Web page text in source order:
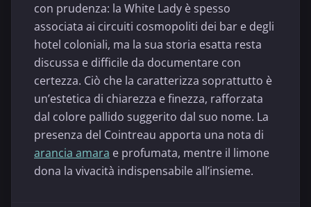
con prudenza: la White Lady è spesso
associata ai circuiti cosmopoliti dei bar e degli
hotel coloniali, ma la sua storia esatta resta
discussa e difficile da documentare con
certezza. Ciò che la caratterizza soprattutto è
un’estetica di chiarezza e finezza, rafforzata
dal colore pallido suggerito dal suo nome. La
presenza del Cointreau apporta una nota di
arancia amara e profumata, mentre il limone
dona la vivacità indispensabile all’insieme.